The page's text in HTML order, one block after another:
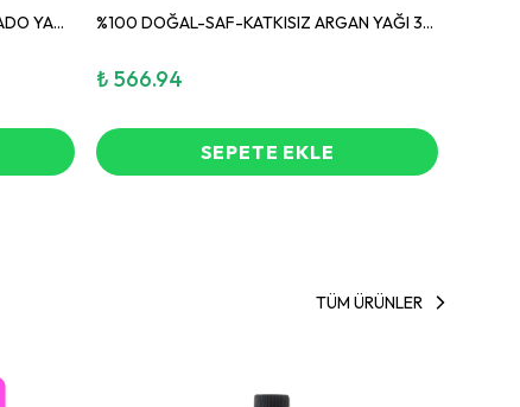
%100 DOĞAL-SAF-KATKISIZ AVOKADO YAĞI 50ML %100 DOĞAL-SAF-KATKISIZ ARGAN YAĞI 30ML
₺ 566.94
SEPETE EKLE
TÜM ÜRÜNLER